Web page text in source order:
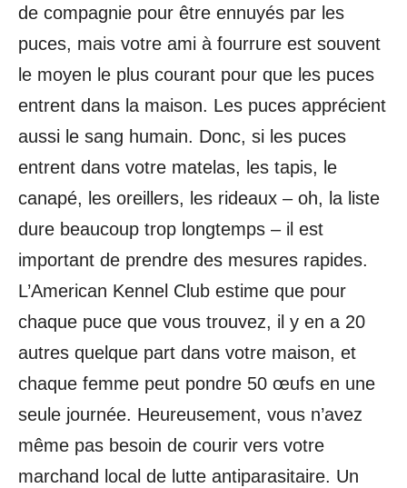
de compagnie pour être ennuyés par les
puces, mais votre ami à fourrure est souvent
le moyen le plus courant pour que les puces
entrent dans la maison. Les puces apprécient
aussi le sang humain. Donc, si les puces
entrent dans votre matelas, les tapis, le
canapé, les oreillers, les rideaux – oh, la liste
dure beaucoup trop longtemps – il est
important de prendre des mesures rapides.
L’American Kennel Club estime que pour
chaque puce que vous trouvez, il y en a 20
autres quelque part dans votre maison, et
chaque femme peut pondre 50 œufs en une
seule journée. Heureusement, vous n’avez
même pas besoin de courir vers votre
marchand local de lutte antiparasitaire. Un